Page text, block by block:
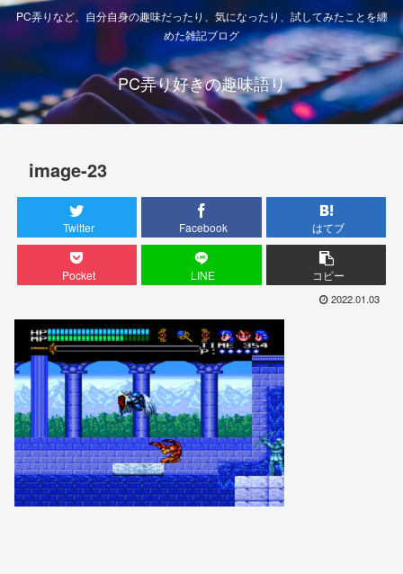
PC弄りなど、自分自身の趣味だったり、気になったり、試してみたことを纏
めた雑記ブログ
PC弄り好きの趣味語り
image-23
Twitter Facebook はてブ
Pocket LINE コピー
2022.01.03